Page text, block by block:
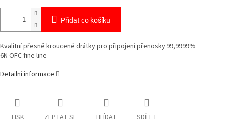
Přidat do košíku
Kvalitní přesně kroucené drátky pro připojení přenosky 99,9999%
6N OFC fine line
Detailní informace
TISK ZEPTAT SE HLÍDAT SDÍLET